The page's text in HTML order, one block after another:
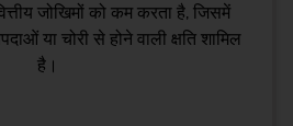
जोखिमों को कम करता है, जिसमें
या चोरी से होने वाली क्षति शामिल
है।